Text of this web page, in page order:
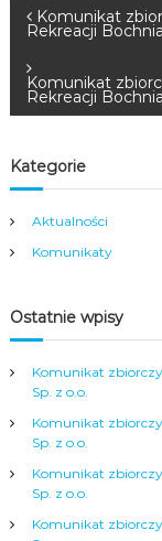
N
a
w
i
g
a
c
j
a
w
p
Komunikat
Rekreacji
Komunikat
Rekreacji
Kategorie
Aktualności
Komunikaty
Ostatnie wpisy
Komunikat
Sp. z o.o.
Komunikat
Sp. z o.o.
Komunikat
Sp. z o.o.
Komunikat